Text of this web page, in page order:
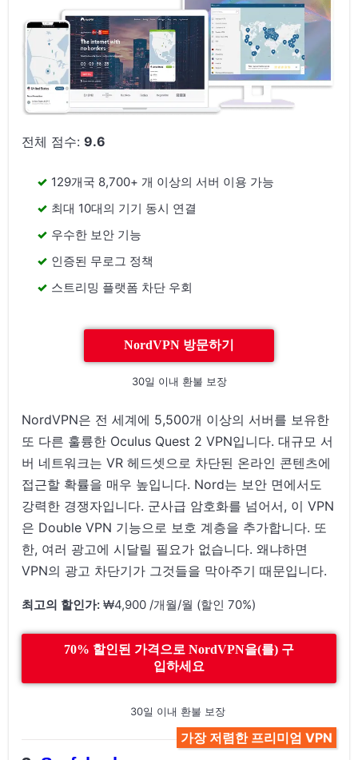
전체 점수:9.6
129개국 8,700+ 개 이상의 서버 이용 가능
최대 10대의 기기 동시 연결
우수한 보안 기능
인증된 무로그 정책
스트리밍 플랫폼 차단 우회
NordVPN 방문하기
30일 이내 환불 보장
NordVPN은 전 세계에 5,500개 이상의 서버를 보유한
또 다른 훌륭한 Oculus Quest 2 VPN입니다. 대규모 서
버 네트워크는 VR 헤드셋으로 차단된 온라인 콘텐츠에
접근할 확률을 매우 높입니다. Nord는 보안 면에서도
강력한 경쟁자입니다. 군사급 암호화를 넘어서, 이 VPN
은 Double VPN 기능으로 보호 계층을 추가합니다. 또
한, 여러 광고에 시달릴 필요가 없습니다. 왜냐하면
VPN의 광고 차단기가 그것들을 막아주기 때문입니다.
최고의 할인가: ₩4,900 /개월/월 (할인 70%)
70% 할인된 가격으로 NordVPN을(를) 구
입하세요
30일 이내 환불 보장
가장 저렴한 프리미엄 VPN